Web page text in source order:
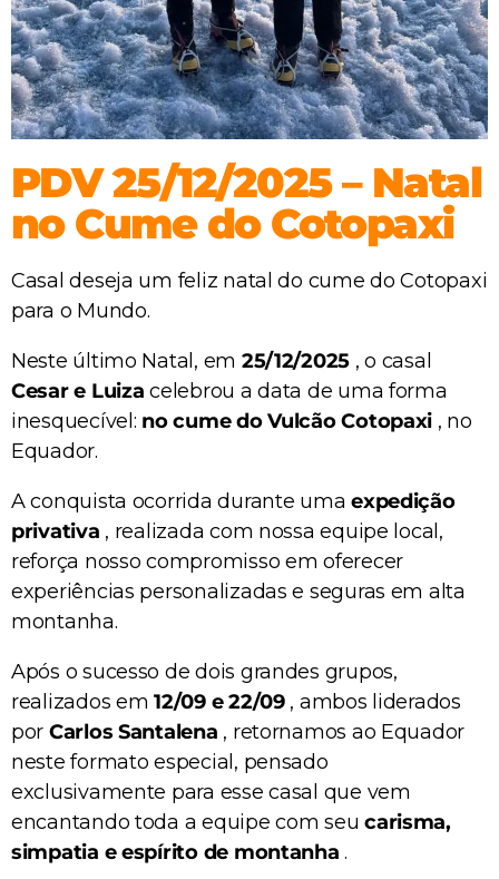
PDV 25/12/2025 – Natal
no Cume do Cotopaxi
Casal deseja um feliz natal do cume do Cotopaxi
para o Mundo.
Neste último Natal, em 25/12/2025 , o casal
Cesar e Luiza celebrou a data de uma forma
inesquecível: no cume do Vulcão Cotopaxi , no
Equador.
A conquista ocorrida durante umaexpedição
privativa , realizada com nossa equipe local,
reforça nosso compromisso em oferecer
experiências personalizadas e seguras em alta
montanha.
Após o sucesso de dois grandes grupos,
realizados em12/09 e 22/09, ambos liderados
por Carlos Santalena , retornamos ao Equador
neste formato especial, pensado
exclusivamente para esse casal que vem
encantando toda a equipe com seucarisma,
simpatia e espírito de montanha .